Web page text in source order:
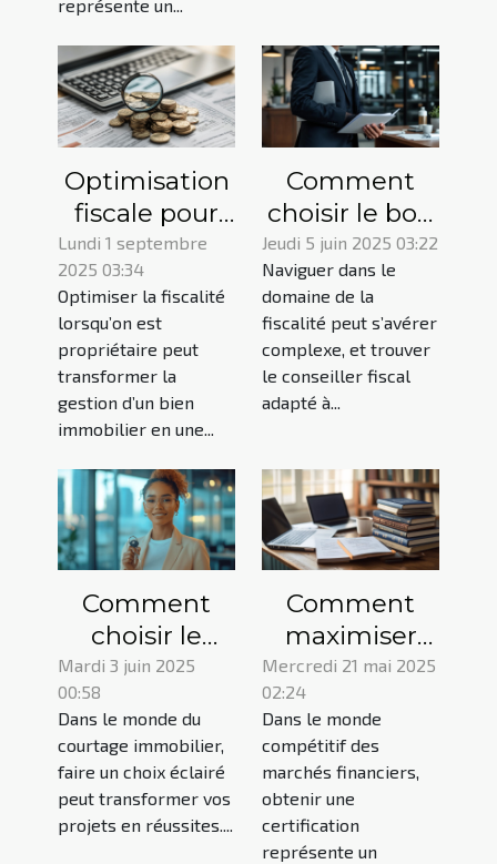
représente un...
Optimisation
fiscale pour
propriétaires :
réduisez vos
impôts
légalement
Lundi 1 septembre
2025 03:34
Optimiser la fiscalité
lorsqu’on est
propriétaire peut
transformer la
gestion d’un bien
immobilier en une...
Comment
choisir le bon
conseiller
fiscal pour
optimiser
votre
situation
Jeudi 5 juin 2025 03:22
Naviguer dans le
domaine de la
fiscalité peut s’avérer
complexe, et trouver
le conseiller fiscal
adapté à...
Comment
choisir le
meilleur
service de
courtage
immobilier
pour vos
projets
Mardi 3 juin 2025
00:58
Dans le monde du
courtage immobilier,
faire un choix éclairé
peut transformer vos
projets en réussites....
Comment
maximiser
vos chances
de réussite à
la
certification
des marchés
financiers
Mercredi 21 mai 2025
02:24
Dans le monde
compétitif des
marchés financiers,
obtenir une
certification
représente un